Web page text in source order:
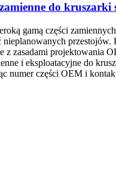
do kruszarki
gamą części
z zasadami projektowania
i eksploatacyjne do
numer części OEM i